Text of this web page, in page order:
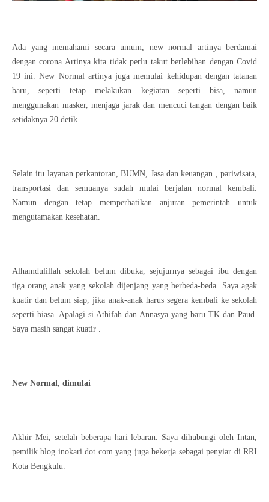
Ada yang memahami secara umum, new normal artinya berdamai
dengan corona Artinya kita tidak perlu takut berlebihan dengan Covid
19 ini. New Normal artinya juga memulai kehidupan dengan tatanan
baru, seperti tetap melakukan kegiatan seperti bisa, namun
menggunakan masker, menjaga jarak dan mencuci tangan dengan baik
setidaknya 20 detik.
Selain itu layanan perkantoran, BUMN, Jasa dan keuangan , pariwisata,
transportasi dan semuanya sudah mulai berjalan normal kembali.
Namun dengan tetap memperhatikan anjuran pemerintah untuk
mengutamakan kesehatan.
Alhamdulillah sekolah belum dibuka, sejujurnya sebagai ibu dengan
tiga orang anak yang sekolah dijenjang yang berbeda-beda. Saya agak
kuatir dan belum siap, jika anak-anak harus segera kembali ke sekolah
seperti biasa. Apalagi si Athifah dan Annasya yang baru TK dan Paud.
Saya masih sangat kuatir .
New Normal, dimulai
Akhir Mei, setelah beberapa hari lebaran. Saya dihubungi oleh Intan,
pemilik blog inokari dot com yang juga bekerja sebagai penyiar di RRI
Kota Bengkulu.